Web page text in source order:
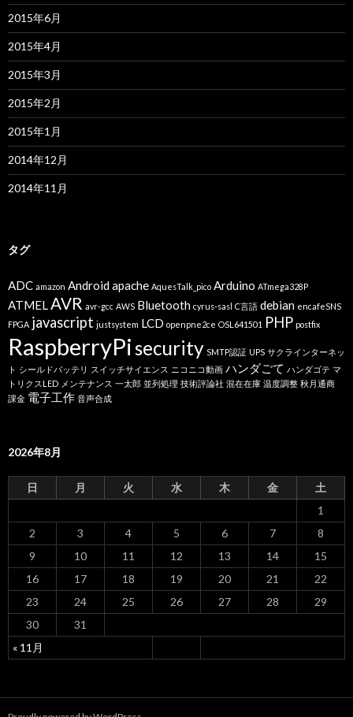
2015年6月
2015年4月
2015年3月
2015年2月
2015年1月
2014年12月
2014年11月
タグ
ADC amazon Androidapache AquesTalk_pico Arduino ATmega328P
ATMELAVR avr-gcc AWS Bluetooth cyrus-sasl C言語 debian encafeSNS
FPGA javascript justsystem LCD openpne2ce OSL641501 PHP postfix
RaspberryPisecurity SMTP認証 UPS サクラインターネッ
ト シールドバッテリ スイッチサイエンス ニコニコ動画 ハンダごて ハンダゴテ マ
トリクスLED メンテナンス 一太郎 並列処理 技術評論社 混在在庫 温度調整 秋月通商
課金 電子工作 音声合成
2026年8月
日 月 火 水 木 金 土
« 11月
1
2
3 4 5 6 7
8
9
10 11 12 13 14
15
16
17 18 19 20 21
22
23
24 25 26 27 28
29
30
31